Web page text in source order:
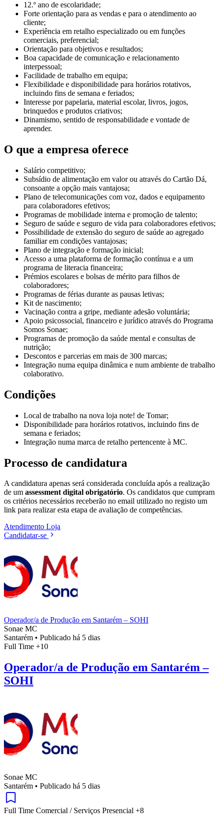
12.º ano de escolaridade;
Forte orientação para as vendas e para o atendimento ao
cliente;
Experiência em retalho especializado ou em funções
comerciais, preferencial;
Orientação para objetivos e resultados;
Boa capacidade de comunicação e relacionamento
interpessoal;
Facilidade de trabalho em equipa;
Flexibilidade e disponibilidade para horários rotativos,
incluindo fins de semana e feriados;
Interesse por papelaria, material escolar, livros, jogos,
brinquedos e produtos criativos;
Dinamismo, sentido de responsabilidade e vontade de
aprender.
O que a empresa oferece
Salário competitivo;
Subsídio de alimentação em valor ou através do Cartão Dá,
consoante a opção mais vantajosa;
Plano de telecomunicações com voz, dados e equipamento
para colaboradores efetivos;
Programas de mobilidade interna e promoção de talento;
Seguro de saúde e seguro de vida para colaboradores efetivos;
Possibilidade de extensão do seguro de saúde ao agregado
familiar em condições vantajosas;
Plano de integração e formação inicial;
Acesso a uma plataforma de formação contínua e a um
programa de literacia financeira;
Prémios escolares e bolsas de mérito para filhos de
colaboradores;
Programas de férias durante as pausas letivas;
Kit de nascimento;
Vacinação contra a gripe, mediante adesão voluntária;
Apoio psicossocial, financeiro e jurídico através do Programa
Somos Sonae;
Programas de promoção da saúde mental e consultas de
nutrição;
Descontos e parcerias em mais de 300 marcas;
Integração numa equipa dinâmica e num ambiente de trabalho
colaborativo.
Condições
Local de trabalho na nova loja note! de Tomar;
Disponibilidade para horários rotativos, incluindo fins de
semana e feriados;
Integração numa marca de retalho pertencente à MC.
Processo de candidatura
A candidatura apenas será considerada concluída após a realização
de um assessment digital obrigatório. Os candidatos que cumpram
os critérios necessários receberão no email utilizado no registo um
link para realizar esta etapa de avaliação de competências.
Atendimento Loja
Candidatar-se
Operador/a de Produção em Santarém – SOHI
Sonae MC
Santarém • Publicado há 5 dias
Full Time +10
Operador/a de Produção em Santarém –
SOHI
Sonae MC
Santarém • Publicado há 5 dias
Full Time Comercial / Serviços Presencial +8